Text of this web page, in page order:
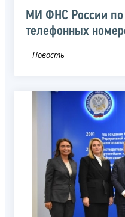
МИ ФНС России
телефонных
Новость